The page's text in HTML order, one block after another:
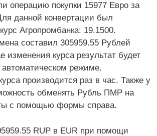
операцию покупки 15977 Евро за
данной конвертации был
Агропромбанка: 19.1500.
составил 305959.55 Рублей
изменения курса результат будет
автоматическом режиме.
производится раз в час. Также у
обменять Рубль ПМР на
с помощью формы справа.
RUP в EUR при помощи